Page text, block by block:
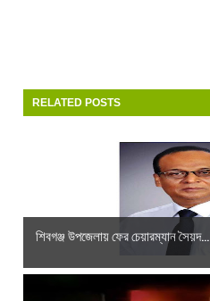
RELATED POSTS
শিবগঞ্জ উপজেলায় ফের চেয়ারম্যান সৈয়দ...